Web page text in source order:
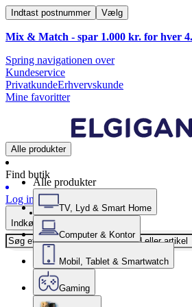
Indtast postnummer Vælg
Mix & Match - spar 1.000 kr. for hver
Spring navigationen over
Kundeservice
PrivatkundeErhvervskunde
Mine favoritter
Alle produkter
Find butik
Log ind
Indkøbskurv
Alle produkter
TV, Lyd & Smart Home
Computer & Kontor
Mobil, Tablet & Smartwatch
Gaming